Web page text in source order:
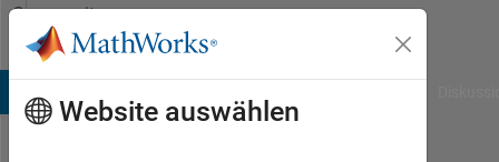
Weiter zum Inhalt
Community
Profile
Website auswählen